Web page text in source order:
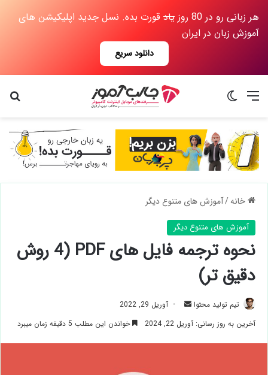
هر زبانی رو در 80 روز یاد قورت بده. نسل جدید اپلیکیشن های
آموزش زبان در ایران
دانلود سریع
منو
خانه/آموزش های متنوع دیگر
آموزش های متنوع دیگر
نحوه ترجمه فایل های PDF (4 روش
دقیق تر)
تیم تولید محتوا
ارسال
ایمیل
آوریل 29, 2022
آخرین به روز رسانی: آوریل 22, 2024
خواندن این مطلب 5 دقیقه زمان میبرد